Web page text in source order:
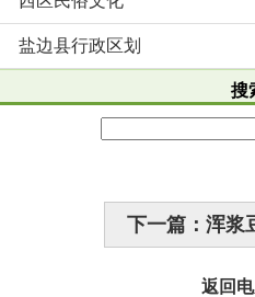
盐边县行政区划
搜
下一篇：浑浆
返回